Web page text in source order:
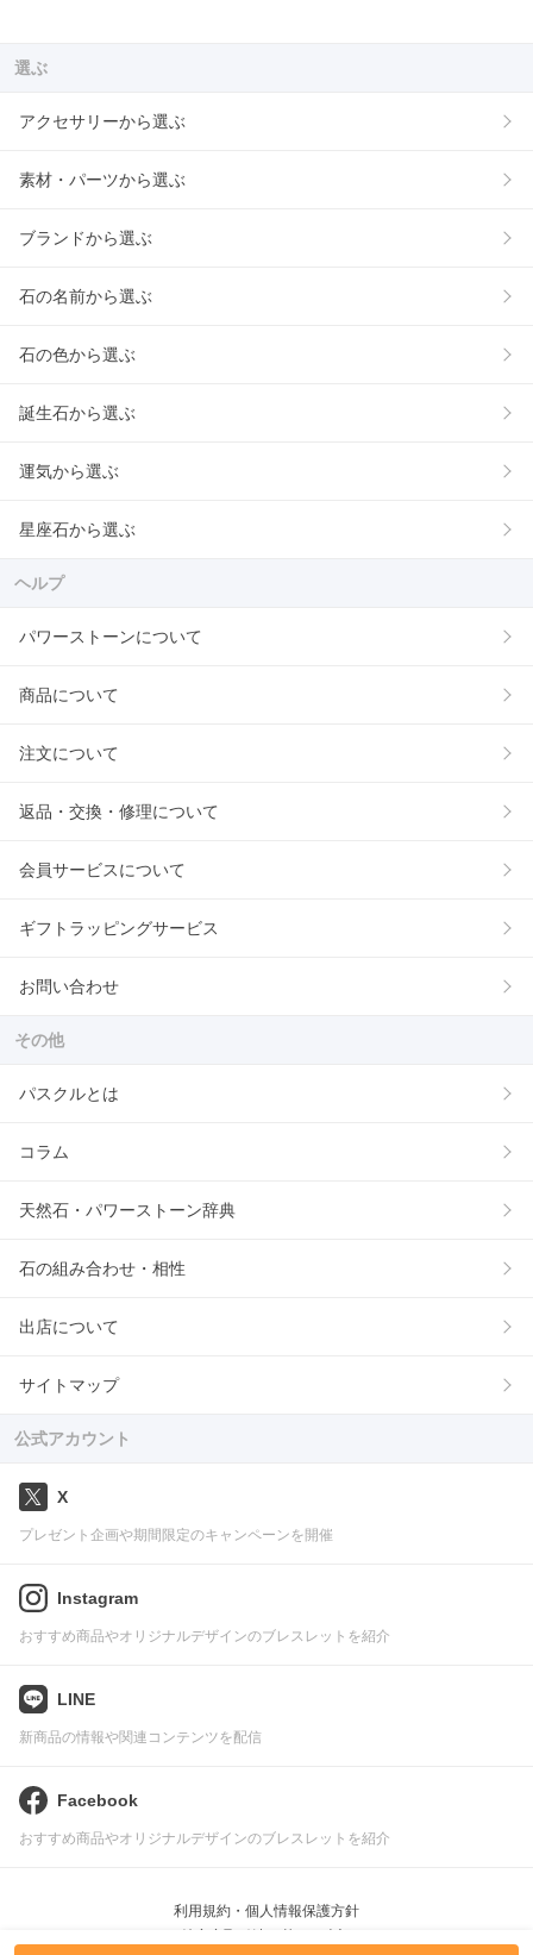
選ぶ
アクセサリーから選ぶ
素材・パーツから選ぶ
ブランドから選ぶ
石の名前から選ぶ
石の色から選ぶ
誕生石から選ぶ
運気から選ぶ
星座石から選ぶ
ヘルプ
パワーストーンについて
商品について
注文について
返品・交換・修理について
会員サービスについて
ギフトラッピングサービス
お問い合わせ
その他
パスクルとは
コラム
天然石・パワーストーン辞典
石の組み合わせ・相性
出店について
サイトマップ
公式アカウント
X
プレゼント企画や期間限定のキャンペーンを開催
Instagram
おすすめ商品やオリジナルデザインのブレスレットを紹介
LINE
新商品の情報や関連コンテンツを配信
Facebook
おすすめ商品やオリジナルデザインのブレスレットを紹介
利用規約・個人情報保護方針
特定商取引法に基づく表記